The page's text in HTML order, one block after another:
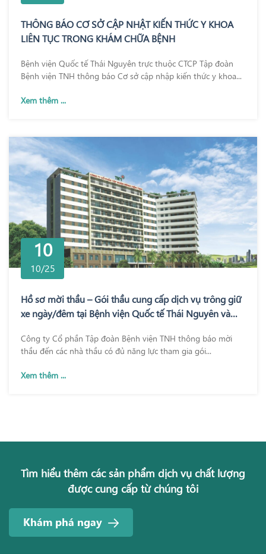
THÔNG BÁO CƠ SỞ CẬP NHẬT KIẾN THỨC Y KHOA
LIÊN TỤC TRONG KHÁM CHỮA BỆNH
Bệnh viện Quốc tế Thái Nguyên trực thuộc CTCP Tập đoàn
Bệnh viện TNH thông báo Cơ sở cập nhập kiến thức y khoa...
Xem thêm ...
10
10/25
Hồ sơ mời thầu – Gói thầu cung cấp dịch vụ trông giữ
xe ngày/đêm tại Bệnh viện Quốc tế Thái Nguyên và
Công ty Cổ phần Tập đoàn Bệnh viện TNH thông báo mời
thầu đến các nhà thầu có đủ năng lực tham gia gói...
Xem thêm ...
Tìm hiểu thêm các sản phẩm dịch vụ chất lượng
được cung cấp từ chúng tôi
Khám phá ngay